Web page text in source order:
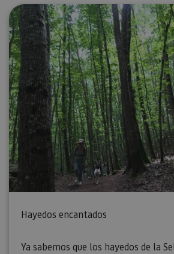
Hayedos encantados
Ya sabemos que los hayedos de la